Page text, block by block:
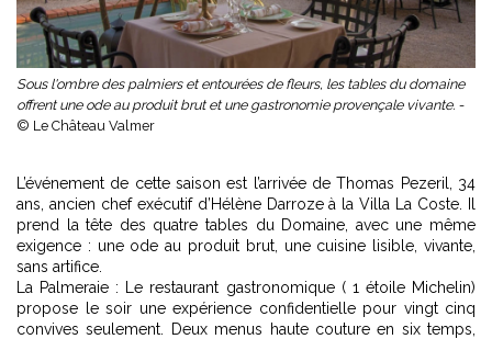
Sous l'ombre des palmiers et entourées de fleurs, les tables du domaine
offrent une ode au produit brut et une gastronomie provençale vivante. -
© Le Château Valmer
L’événement de cette saison est l’arrivée de Thomas Pezeril, 34
ans, ancien chef exécutif d’Hélène Darroze à la Villa La Coste. Il
prend la tête des quatre tables du Domaine, avec une même
exigence : une ode au produit brut, une cuisine lisible, vivante,
sans artifice.
La Palmeraie : Le restaurant gastronomique ( 1 étoile Michelin)
propose le soir une expérience confidentielle pour vingt cinq
convives seulement. Deux menus haute couture en six temps,